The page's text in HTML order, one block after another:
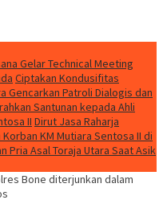
Gelar Technical Meeting
Ciptakan Kondusifitas
Gencarkan Patroli Dialogis dan
Santunan kepada Ahli
II Dirut Jasa Raharja
KM Mutiara Sentosa II di
Pria Asal Toraja Utara Saat Asik
Bone diterjunkan dalam